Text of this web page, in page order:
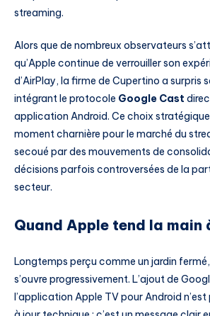
streaming.
Alors que de nombreux observateurs
qu’Apple continue de verrouiller son
d’AirPlay, la firme de Cupertino a surpris
intégrant le protocole Google Cast
application Android. Ce choix
moment charnière pour le marché du
secoué par des mouvements de
décisions parfois controversées de la
secteur.
Quand Apple tend la main
Longtemps perçu comme un jardin fermé,
s’ouvre progressivement. L’ajout de
l’application Apple TV pour Android